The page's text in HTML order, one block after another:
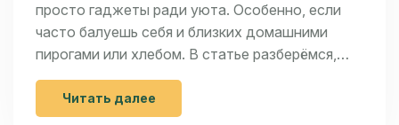
просто гаджеты ради уюта. Особенно, если
часто балуешь себя и близких домашними
пирогами или хлебом. В статье разберёмся,
какие бренды оказались на высоте в 2024 году
по соотношению цены и качества. Расскажем,
на что смотреть перед покупкой, и дадим
Читать далее